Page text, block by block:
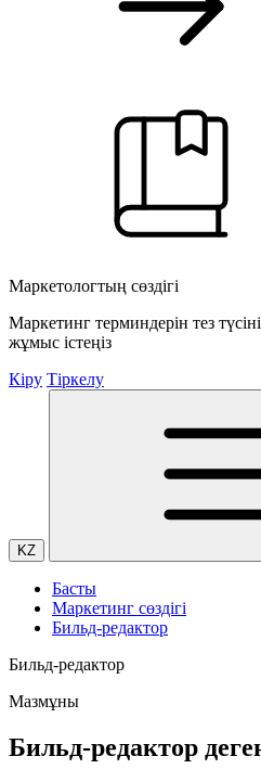
Маркетологтың сөздігі
Маркетинг терминдерін тез
жұмыс істеңіз
Кіру Тіркелу
KZ
Басты
Маркетинг сөздігі
Бильд-редактор
Бильд-редактор
Мазмұны
Бильд-редактор